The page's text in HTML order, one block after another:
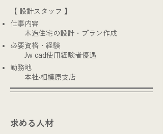
【 設計スタッフ 】
仕事内容
木造住宅の設計・プラン作成
必要資格・経験
Jw cad使用経験者優遇
勤務地
本社·相模原支店
​求める人材